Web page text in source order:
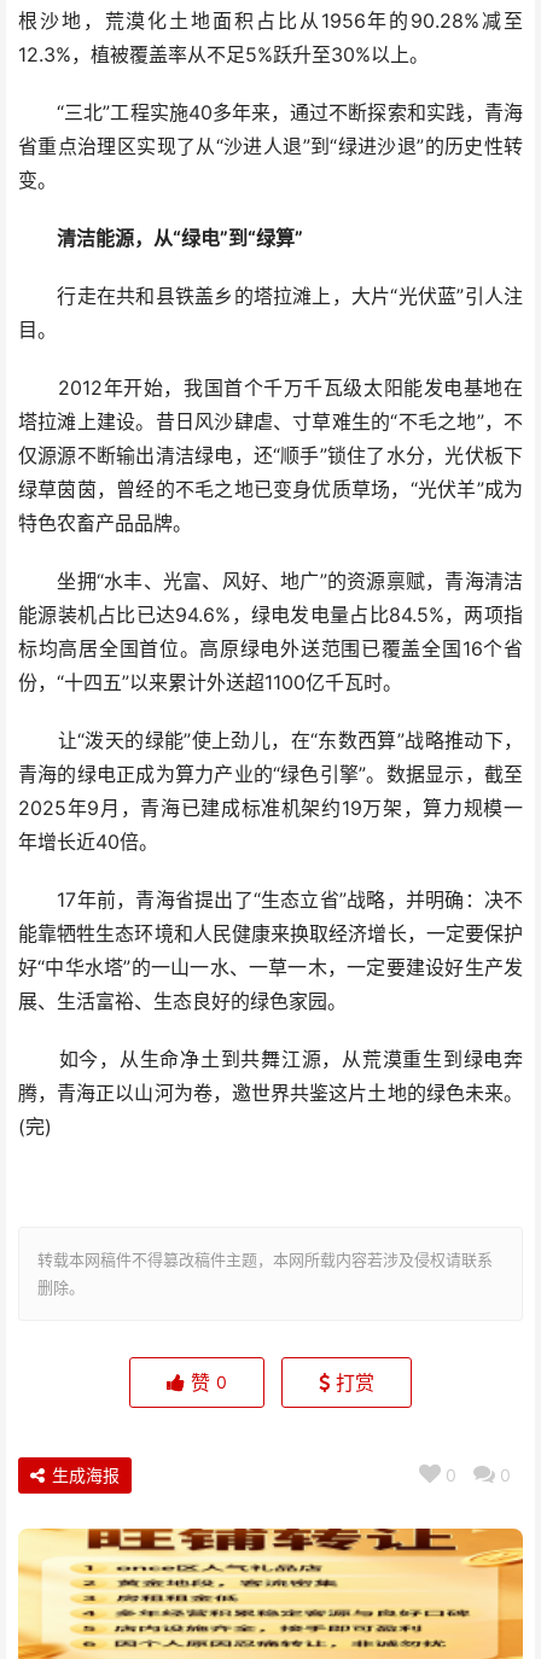
根沙地，荒漠化土地面积占比从1956年的90.28%减至
12.3%，植被覆盖率从不足5%跃升至30%以上。
“三北”工程实施40多年来，通过不断探索和实践，青海
省重点治理区实现了从“沙进人退”到“绿进沙退”的历史性转
变。
清洁能源，从“绿电”到“绿算”
行走在共和县铁盖乡的塔拉滩上，大片“光伏蓝”引人注
目。
2012年开始，我国首个千万千瓦级太阳能发电基地在
塔拉滩上建设。昔日风沙肆虐、寸草难生的“不毛之地”，不
仅源源不断输出清洁绿电，还“顺手”锁住了水分，光伏板下
绿草茵茵，曾经的不毛之地已变身优质草场，“光伏羊”成为
特色农畜产品品牌。
坐拥“水丰、光富、风好、地广”的资源禀赋，青海清洁
能源装机占比已达94.6%，绿电发电量占比84.5%，两项指
标均高居全国首位。高原绿电外送范围已覆盖全国16个省
份，“十四五”以来累计外送超1100亿千瓦时。
让“泼天的绿能”使上劲儿，在“东数西算”战略推动下，
青海的绿电正成为算力产业的“绿色引擎”。数据显示，截至
2025年9月，青海已建成标准机架约19万架，算力规模一
年增长近40倍。
17年前，青海省提出了“生态立省”战略，并明确：决不
能靠牺牲生态环境和人民健康来换取经济增长，一定要保护
好“中华水塔”的一山一水、一草一木，一定要建设好生产发
展、生活富裕、生态良好的绿色家园。
如今，从生命净土到共舞江源，从荒漠重生到绿电奔
腾，青海正以山河为卷，邀世界共鉴这片土地的绿色未来。
(完)
转载本网稿件不得篡改稿件主题，本网所载内容若涉及侵权请联系
删除。
赞 0 打赏
0 0
生成海报